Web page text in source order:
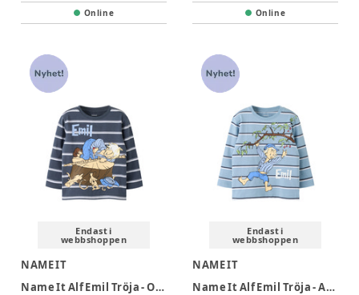
Online Online
Endast i
webbshoppen
NAME IT
Name It Alf Emil Tröja - Ombre Blue
Endast i
webbshoppen
NAME IT
Name It Alf Emil Tröja - Ashley Blue